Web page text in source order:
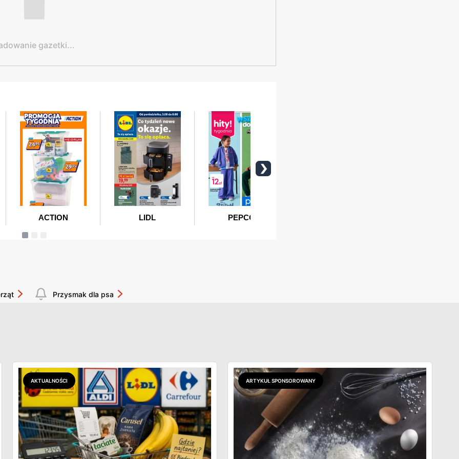
gazetki...
Przysmak dla psa
AKTUALNOŚCI ARTYKUŁ SPONSOROWANY